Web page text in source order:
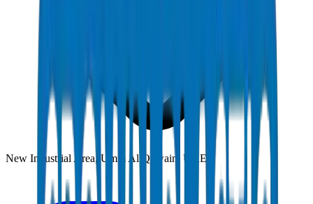
New Industrial Area, Umm Al Quwain, UAE